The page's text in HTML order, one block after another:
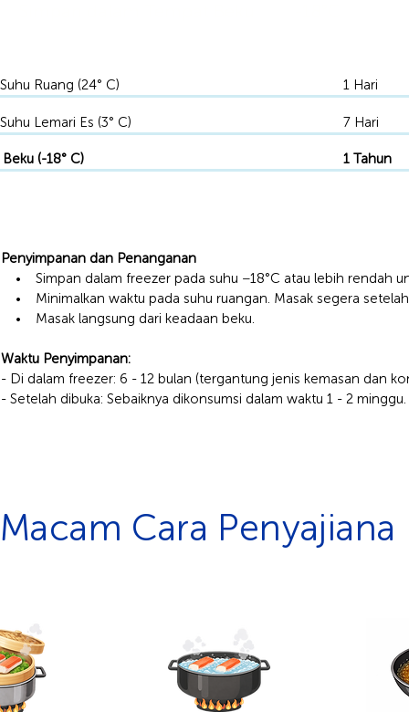
Suhu Ruang (24° C)
Suhu Lemari Es (3° C)
1 Hari
7 Hari
Beku (-18° C) 1 Tahun
Penyimpanan dan Penanganan
• Simpan dalam freezer pada suhu −18°C atau lebih rendah
• Minimalkan waktu pada suhu ruangan. Masak segera
• Masak langsung dari keadaan beku.
Waktu Penyimpanan:
- Di dalam freezer: 6 - 12 bulan (tergantung jenis kemasan dan
- Setelah dibuka: Sebaiknya dikonsumsi dalam waktu 1 - 2 minggu.
Macam Cara Penyajiana